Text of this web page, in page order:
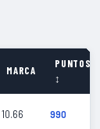
MARCA
PUNTOS
↕
10.66 990